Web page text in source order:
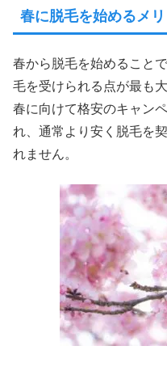
春に脱毛を始めるメ
春から脱毛を始めること
毛を受けられる点が最も
春に向けて格安のキャン
れ、通常より安く脱毛を
れません。